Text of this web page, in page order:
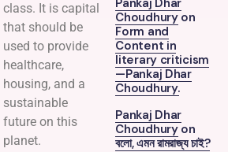
class. It is capital
that should be
used to provide
healthcare,
housing, and a
sustainable
future on this
planet.
Choudhuryon
Form and
Content in
literary criticism
—Pankaj Dhar
Choudhury.
Pankaj Dhar
Choudhuryon
বলো, এমন রামরাজ্য চাই?